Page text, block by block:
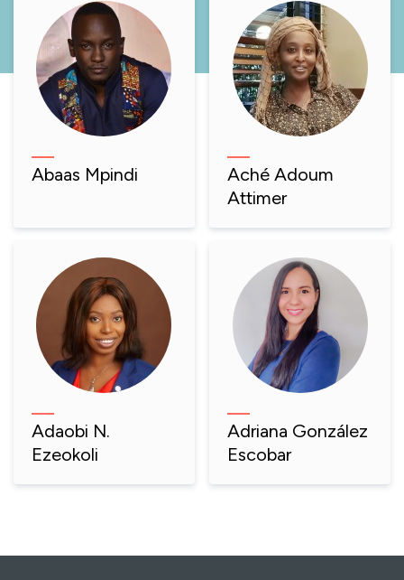
Abaas Mpindi
Aché Adoum
Attimer
Adaobi N.
Ezeokoli
Adriana González
Escobar